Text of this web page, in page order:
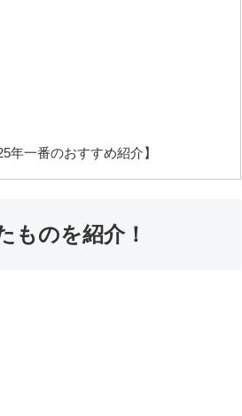
年一番のおすすめ紹介】
ものを紹介！